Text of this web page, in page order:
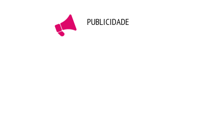
Nerderia –Violão
Candy Crush
PUBLICIDADE